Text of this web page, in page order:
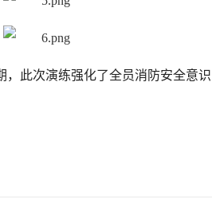
此次演练强化了全员消防安全意